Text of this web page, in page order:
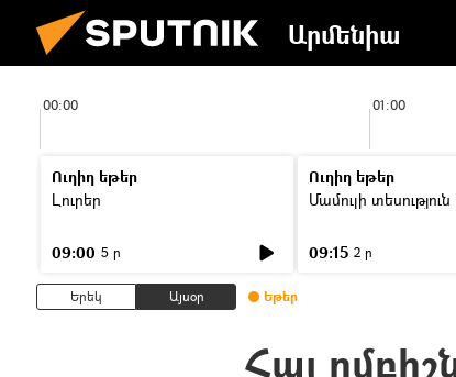
Արմենիա
00:00 01:00
Ուղիղ եթեր
Լուրեր
09:00 5 ր
Ուղիղ եթեր
Մամուլի տեսություն
09:15 2 ր
Երեկ Այսօր Եթեր
Հայ